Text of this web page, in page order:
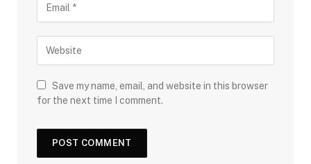
Save my name, email, and website in this browser
for the next time I comment.